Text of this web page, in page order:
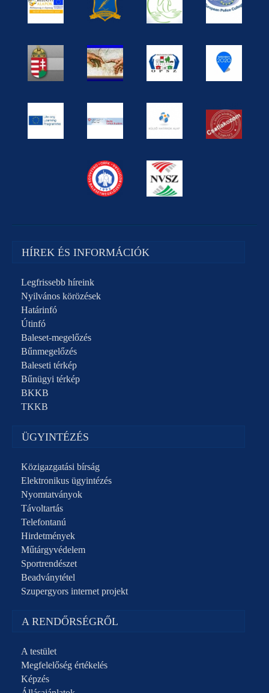
HÍREK ÉS INFORMÁCIÓK
Legfrissebb híreink
Nyilvános körözések
Határinfó
Útinfó
Baleset-megelőzés
Bűnmegelőzés
Baleseti térkép
Bűnügyi térkép
BKKB
TKKB
ÜGYINTÉZÉS
Közigazgatási bírság
Elektronikus ügyintézés
Nyomtatványok
Távoltartás
Telefontanú
Hirdetmények
Műtárgyvédelem
Sportrendészet
Beadványtétel
Szupergyors internet projekt
A RENDŐRSÉGRŐL
A testület
Megfelelőség értékelés
Képzés